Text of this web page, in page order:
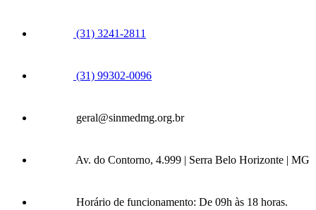
(31) 3241-2811
(31) 99302-0096
geral@sinmedmg.org.br
Av. do Contorno, 4.999 | Serra Belo Horizonte | MG
Horário de funcionamento: De 09h às 18 horas.